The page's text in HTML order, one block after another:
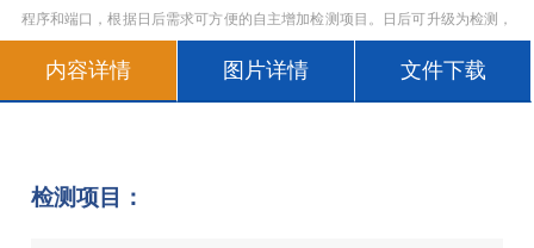
程序和端口，根据日后需求可方便的自主增加检测项目。日后可升级为检测，
系统检测技术，将分光
内容详情 图片详情 文件下载
检测项目：